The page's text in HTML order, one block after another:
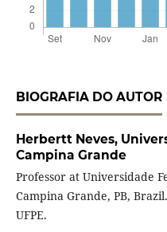
BIOGRAFIA DO AUTOR
Herbertt Neves,
Campina Grande
Professor at Universidade
Campina Grande, PB,
UFPE.